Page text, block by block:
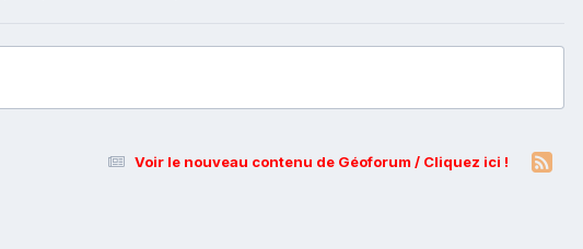
Voir le nouveau contenu de Géoforum / Cliquez ici !